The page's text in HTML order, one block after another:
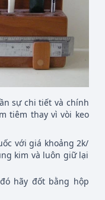
sự chi tiết và chính
tiêm thay vì vòi keo
với giá khoảng 2k/
kim và luôn giữ lại
hãy đốt bằng hộp